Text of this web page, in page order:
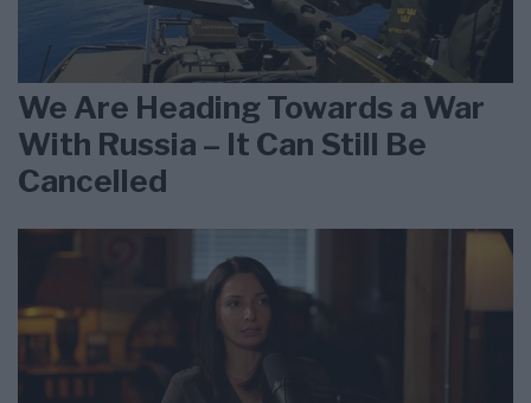
We Are Heading Towards a War
With Russia – It Can Still Be
Cancelled